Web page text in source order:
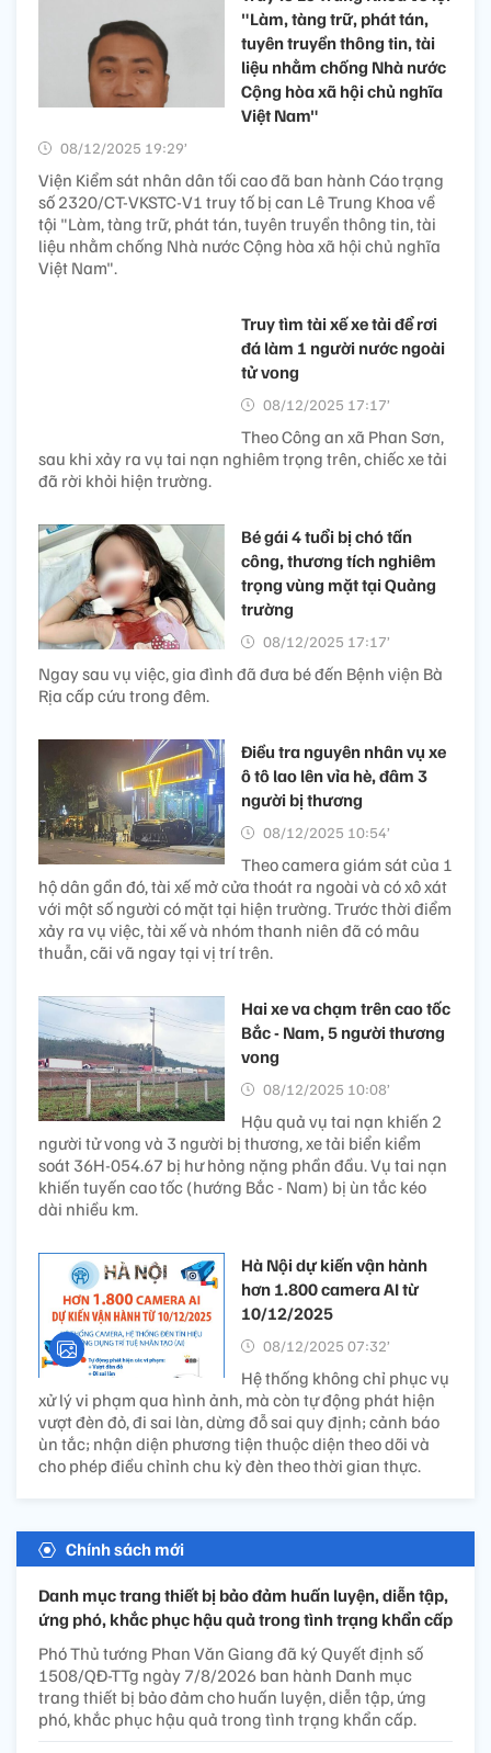
"Làm, tàng trữ, phát tán,
tuyên truyền thông tin, tài
liệu nhằm chống Nhà nước
Cộng hòa xã hội chủ nghĩa
Việt Nam"
08/12/2025 19:29’
Viện Kiểm sát nhân dân tối cao đã ban hành Cáo trạng
số 2320/CT-VKSTC-V1 truy tố bị can Lê Trung Khoa về
tội "Làm, tàng trữ, phát tán, tuyên truyền thông tin, tài
liệu nhằm chống Nhà nước Cộng hòa xã hội chủ nghĩa
Việt Nam".
Truy tìm tài xế xe tải để rơi
đá làm 1 người nước ngoài
tử vong
08/12/2025 17:17’
Theo Công an xã Phan Sơn,
sau khi xảy ra vụ tai nạn nghiêm trọng trên, chiếc xe tải
đã rời khỏi hiện trường.
Bé gái 4 tuổi bị chó tấn
công, thương tích nghiêm
trọng vùng mặt tại Quảng
trường
08/12/2025 17:17’
Ngay sau vụ việc, gia đình đã đưa bé đến Bệnh viện Bà
Rịa cấp cứu trong đêm.
Điều tra nguyên nhân vụ xe
ô tô lao lên vỉa hè, đâm 3
người bị thương
08/12/2025 10:54’
Theo camera giám sát của 1
hộ dân gần đó, tài xế mở cửa thoát ra ngoài và có xô xát
với một số người có mặt tại hiện trường. Trước thời điểm
xảy ra vụ việc, tài xế và nhóm thanh niên đã có mâu
thuẫn, cãi vã ngay tại vị trí trên.
Hai xe va chạm trên cao tốc
Bắc - Nam, 5 người thương
vong
08/12/2025 10:08’
Hậu quả vụ tai nạn khiến 2
người tử vong và 3 người bị thương, xe tải biển kiểm
soát 36H-054.67 bị hư hỏng nặng phần đầu. Vụ tai nạn
khiến tuyến cao tốc (hướng Bắc - Nam) bị ùn tắc kéo
dài nhiều km.
Hà Nội dự kiến vận hành
hơn 1.800 camera AI từ
10/12/2025
08/12/2025 07:32’
Hệ thống không chỉ phục vụ
xử lý vi phạm qua hình ảnh, mà còn tự động phát hiện
vượt đèn đỏ, đi sai làn, dừng đỗ sai quy định; cảnh báo
ùn tắc; nhận diện phương tiện thuộc diện theo dõi và
cho phép điều chỉnh chu kỳ đèn theo thời gian thực.
Chính sách mới
Danh mục trang thiết bị bảo đảm huấn luyện, diễn tập,
ứng phó, khắc phục hậu quả trong tình trạng khẩn cấp
Phó Thủ tướng Phan Văn Giang đã ký Quyết định số
1508/QĐ-TTg ngày 7/8/2026 ban hành Danh mục
trang thiết bị bảo đảm cho huấn luyện, diễn tập, ứng
phó, khắc phục hậu quả trong tình trạng khẩn cấp.